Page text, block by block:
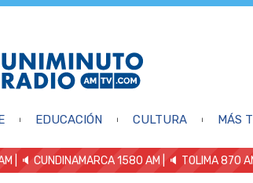
EDUCACIÓN CULTURA MÁS
| 🔈 CUNDINAMARCA 1580 AM | 🔈 TOLIMA 870